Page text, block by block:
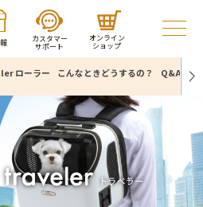
カスタマー
サポート
オンライン
ショップ
ローラー こんなときどうするの？ Q&A 仕